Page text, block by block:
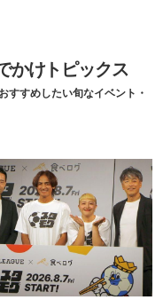
かけトピックス
すすめしたい旬なイベント・